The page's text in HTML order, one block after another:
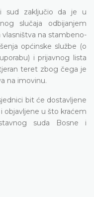
sud zaključio da je u
slučaja odbijanjem
na stambeno-
općinske službe (o
i prijavnog lista
teret zbog čega je
na imovinu.
bit će dostavljene
objavljene u što kraćem
suda Bosne i